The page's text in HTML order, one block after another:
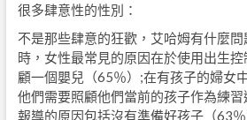
很多肆意性的性別：
不是那些肆意的狂歡，艾哈姆有什麼
時，女性最常見的原因在於使用出生
顧一個嬰兒（65％）;在有孩子的婦女
他們需要照顧他們當前的孩子作為練
報導的原因包括沒有準備好孩子（63